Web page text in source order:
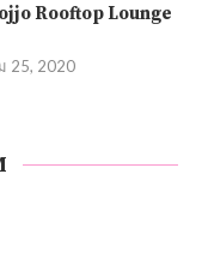
Rooftop Lounge
25, 2020